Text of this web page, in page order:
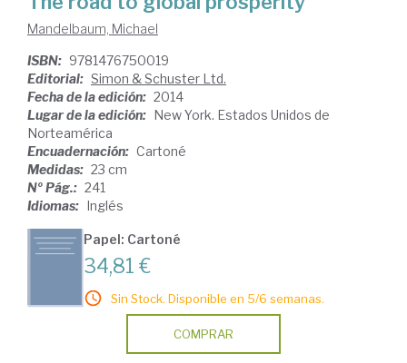
Mandelbaum, Michael
ISBN: 9781476750019
Editorial: Simon & Schuster Ltd.
Fecha de la edición: 2014
Lugar de la edición: New York. Estados Unidos de
Norteamérica
Encuadernación: Cartoné
Medidas: 23 cm
Nº Pág.: 241
Idiomas: Inglés
Papel: Cartoné
34,81 €
Sin Stock. Disponible en 5/6 semanas.
COMPRAR